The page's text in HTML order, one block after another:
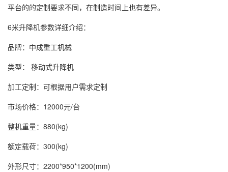
平台的的定制要求不同，在制造时间上也有差异。
6米升降机参数详细介绍：
品牌：中成重工机械
类型： 移动式升降机
加工定制：可根据用户需求定制
市场价格：12000元/台
整机重量：880(kg)
额定载荷：300(kg)
外形尺寸：2200*950*1200(mm)